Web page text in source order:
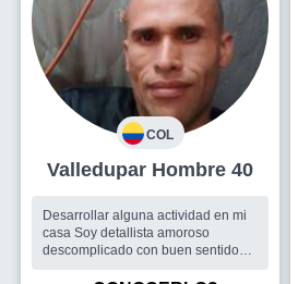
COL
Valledupar Hombre 40
Desarrollar alguna actividad en mi
casa Soy detallista amoroso
descomplicado con buen sentido